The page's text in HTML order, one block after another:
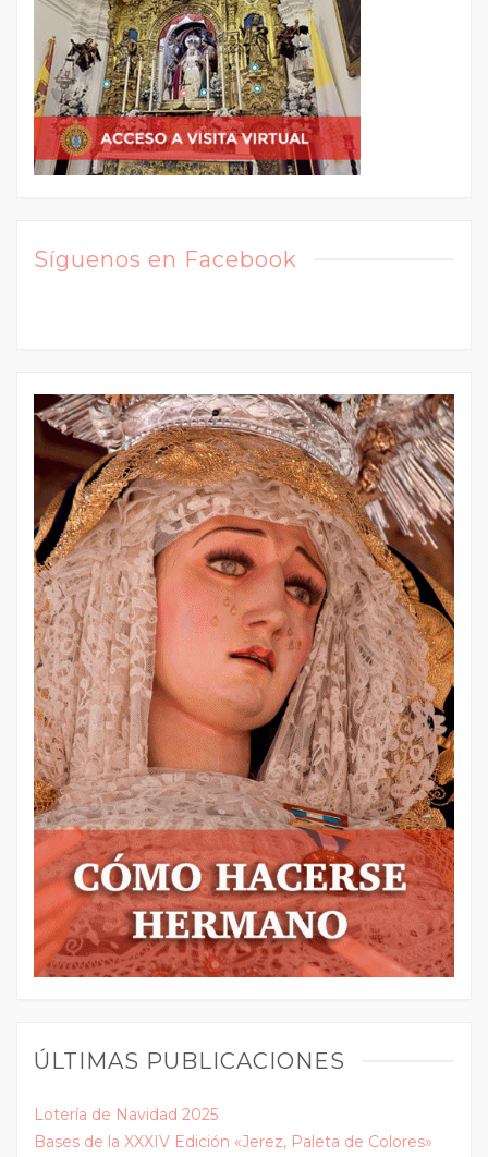
Síguenos en Facebook
ÚLTIMAS PUBLICACIONES
Lotería de Navidad 2025
Bases de la XXXIV Edición «Jerez, Paleta de Colores»